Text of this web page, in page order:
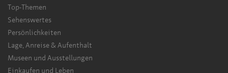
Top-Themen
Sehenswertes
Persönlichkeiten
Lage, Anreise & Aufenthalt
Museen und Ausstellungen
Einkaufen und Leben